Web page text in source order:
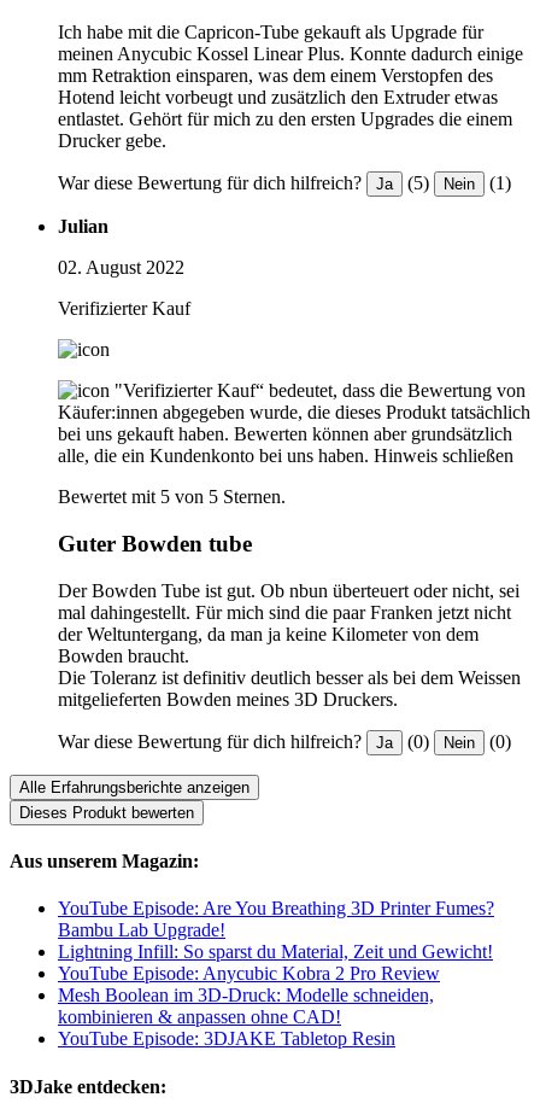
Ich habe mit die Capricon-Tube gekauft als Upgrade für
meinen Anycubic Kossel Linear Plus. Konnte dadurch einige
mm Retraktion einsparen, was dem einem Verstopfen des
Hotend leicht vorbeugt und zusätzlich den Extruder etwas
entlastet. Gehört für mich zu den ersten Upgrades die einem
Drucker gebe.
War diese Bewertung für dich hilfreich? Ja (5) Nein (1)
Julian
02. August 2022
Verifizierter Kauf
"Verifizierter Kauf“ bedeutet, dass die Bewertung von
Käufer:innen abgegeben wurde, die dieses Produkt tatsächlich
bei uns gekauft haben. Bewerten können aber grundsätzlich
alle, die ein Kundenkonto bei uns haben. Hinweis schließen
Bewertet mit 5 von 5 Sternen.
Guter Bowden tube
Der Bowden Tube ist gut. Ob nbun überteuert oder nicht, sei
mal dahingestellt. Für mich sind die paar Franken jetzt nicht
der Weltuntergang, da man ja keine Kilometer von dem
Bowden braucht.
Die Toleranz ist definitiv deutlich besser als bei dem Weissen
mitgelieferten Bowden meines 3D Druckers.
War diese Bewertung für dich hilfreich? Ja (0) Nein (0)
Alle Erfahrungsberichte anzeigen
Dieses Produkt bewerten
Aus unserem Magazin:
YouTube Episode: Are You Breathing 3D Printer Fumes?
Bambu Lab Upgrade!
Lightning Infill: So sparst du Material, Zeit und Gewicht!
YouTube Episode: Anycubic Kobra 2 Pro Review
Mesh Boolean im 3D-Druck: Modelle schneiden,
kombinieren & anpassen ohne CAD!
YouTube Episode: 3DJAKE Tabletop Resin
3DJake entdecken: